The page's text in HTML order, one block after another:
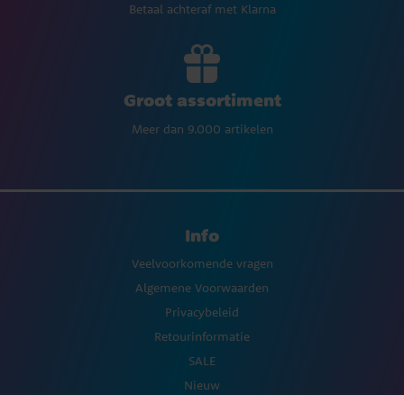
Betaal achteraf met Klarna
Groot assortiment
Meer dan 9.000 artikelen
Info
Veelvoorkomende vragen
Algemene Voorwaarden
Privacybeleid
Retourinformatie
SALE
Nieuw